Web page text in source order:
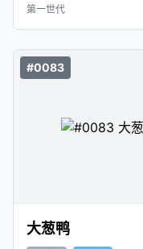
第一世代
#0083
大葱鸭